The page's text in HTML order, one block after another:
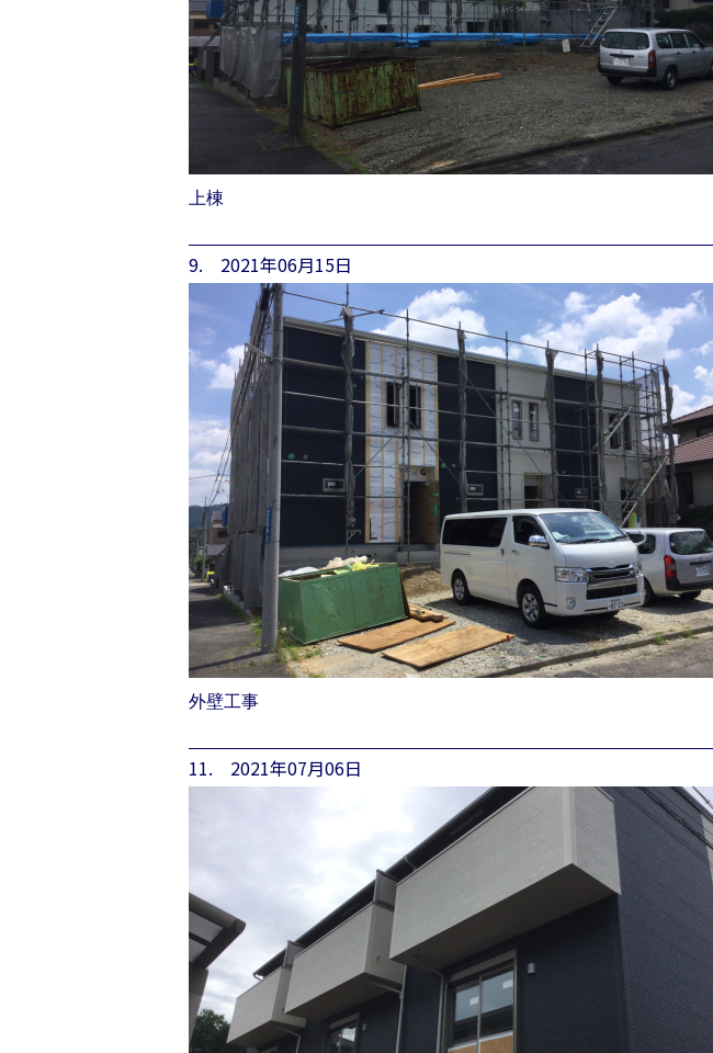
上棟
9. 2021年06月15日
外壁工事
11. 2021年07月06日